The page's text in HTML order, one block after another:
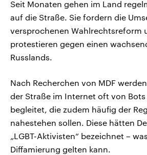
Seit Monaten gehen im Land
auf die Straße. Sie fordern die
versprochenen Wahlrechtsreform
protestieren gegen einen
Russlands.
Nach Recherchen von MDF
der Straße im Internet oft von Bots
begleitet, die zudem häufig der
nahestehen sollen. Diese hätten
„LGBT-Aktivisten“ bezeichnet –
Diffamierung gelten kann.